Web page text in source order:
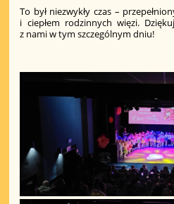
To był niezwykły czas –
i ciepłem rodzinnych więzi.
z nami w tym szczególnym dniu!